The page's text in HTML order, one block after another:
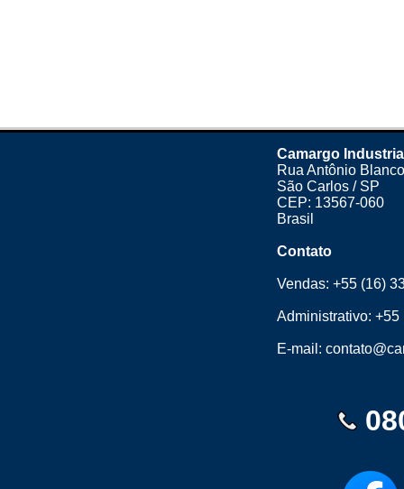
Camargo
Rua Antônio
São Carlos / SP
CEP: 13567-060
Brasil
Contato
Vendas:+55 (16)
Administrativo:+55
E-mail: